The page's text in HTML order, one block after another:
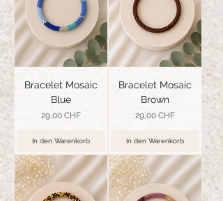
Bracelet Mosaic
Blue
Preis
29,00 CHF
In den Warenkorb
Bracelet Mosaic
Brown
Preis
29,00 CHF
In den Warenkorb